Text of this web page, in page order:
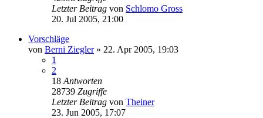
Letzter Beitrag von Schlomo Gross
20. Jul 2005, 21:00
Vorschläge
von Berni Ziegler» 22. Apr 2005, 19:03
1
2
18 Antworten
28739 Zugriffe
Letzter Beitrag von Theiner
23. Jun 2005, 17:07